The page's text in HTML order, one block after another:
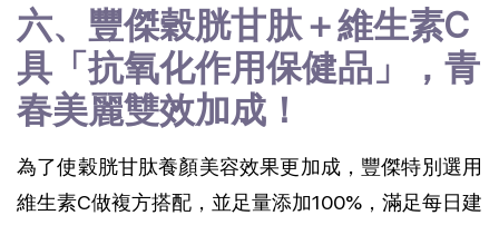
六、豐傑穀胱甘肽＋維生素C
具「抗氧化作用保健品」，青
春美麗雙效加成！
為了使穀胱甘肽養顏美容效果更加成，豐傑特別選用
維生素C做複方搭配，並足量添加100%，滿足每日建